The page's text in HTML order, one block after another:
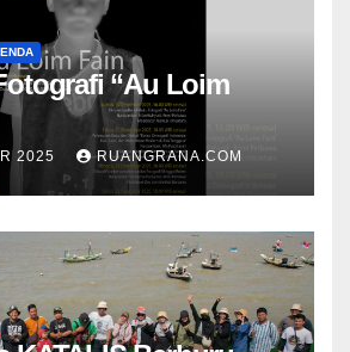
“Au Loim
2025 RUANGRANA.COM